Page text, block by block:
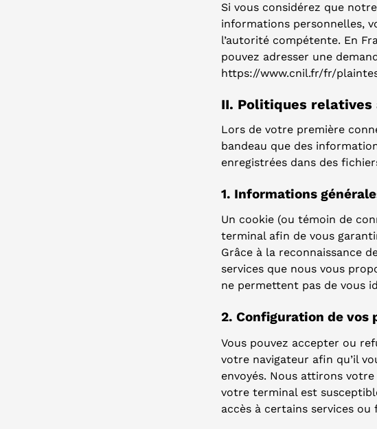
Si vous considérez que
informations personnelles,
l’autorité compétente. En
pouvez adresser une
https://www.cnil.fr/fr/
II. Politiques relatives
Lors de votre première
bandeau que des
enregistrées dans des
1. Informations
Un cookie (ou témoin de
terminal afin de vous
Grâce à la reconnaissance
services que nous vous
ne permettent pas de vous
2. Configuration de vos
Vous pouvez accepter ou
votre navigateur afin qu’il
envoyés. Nous attirons
votre terminal est
accès à certains services